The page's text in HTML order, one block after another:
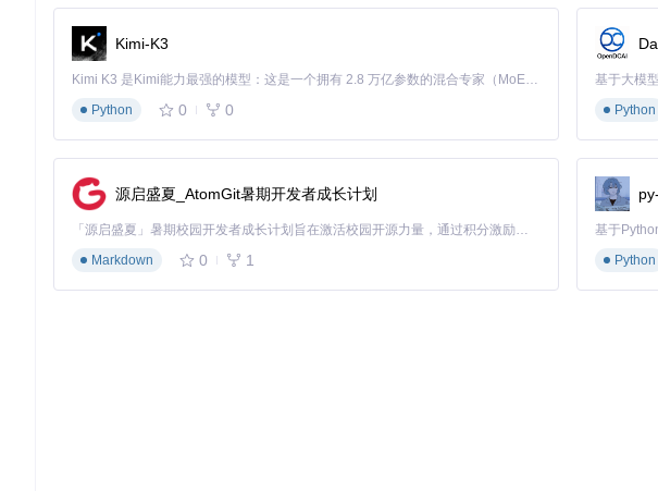
Kimi-K3
Kimi K3 是Kimi能力最强的模型：这是一个拥有 2.8 万亿参数的混合专家（MoE）模型，具备原生视觉理解能力，并支持 100 万 token 的上下文窗口。
Python
0 0
基于大模
Python
源启盛夏_AtomGit暑期开发者成长计划
「源启盛夏」暑期校园开发者成长计划旨在激活校园开源力量，通过积分激励、认证扶持、资源倾斜等形式，引导高校组织和开发者完成「入驻 — 建项目 — 做贡献 — 获认证 — 得资源」的完整闭环。无论你是想带领社团入驻平台的组织者，还是希望用代码贡献证明自己的开发者，都能在这里找到属于你的成长路径。
Markdown
0 1
Python